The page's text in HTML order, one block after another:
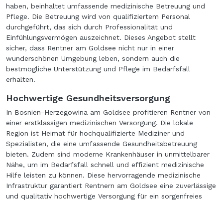
haben, beinhaltet umfassende medizinische Betreuung und
Pflege. Die Betreuung wird von qualifiziertem Personal
durchgeführt, das sich durch Professionalität und
Einfühlungsvermögen auszeichnet. Dieses Angebot stellt
sicher, dass Rentner am Goldsee nicht nur in einer
wunderschönen Umgebung leben, sondern auch die
bestmögliche Unterstützung und Pflege im Bedarfsfall
erhalten.
Hochwertige Gesundheitsversorgung
In Bosnien-Herzegowina am Goldsee profitieren Rentner von
einer erstklassigen medizinischen Versorgung. Die lokale
Region ist Heimat für hochqualifizierte Mediziner und
Spezialisten, die eine umfassende Gesundheitsbetreuung
bieten. Zudem sind moderne Krankenhäuser in unmittelbarer
Nähe, um im Bedarfsfall schnell und effizient medizinische
Hilfe leisten zu können. Diese hervorragende medizinische
Infrastruktur garantiert Rentnern am Goldsee eine zuverlässige
und qualitativ hochwertige Versorgung für ein sorgenfreies